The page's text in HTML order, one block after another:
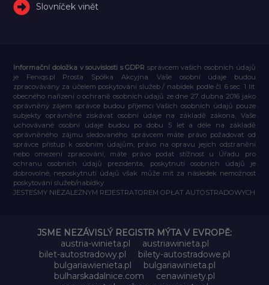
Slovníček vinět
Informační doložka v souvislosti s GDPR správcem vašich osobních údajů
je Feniqs.pl Prosta Spółka Akcyjna. Vaše osobní údaje budou
zpracovávány za účelem poskytování služeb / nabídek podle čl. 6 sec. 1 lit.
obecného nařízení o ochraně osobních údajů ze dne 27. dubna 2016 jako
oprávněný zájem správce budou příjemci Vašich osobních údajů pouze
subjekty oprávněné získávat osobní údaje na základě zákona, Vaše
uchovávané osobní údaje budou po dobu 5 let a déle na základě
oprávněného zájmu sledovaného správcem máte právo požadovat od
správce přístup k osobním údajům, právo na opravu jejich odstranění
nebo omezení zpracování, máte právo podat stížnost u Úřadu pro
ochranu osobních údajů prezidenta, poskytnutí osobních údajů je
dobrovolné, neposkytnutí údajů však může mít za následek nemožnost
poskytování služeb/nabídky.
JESTEŚMY NIEZALEŻNYM REJESTRATOREM OPŁAT AUTOSTRADOWYCH
JSME NEZÁVISLÝ REGISTR MÝTA V EVROPĚ:
austria-winieta.pl
austriawinieta.pl
bilet-autostradowy.pl
bilety-autostradowe.pl
bulgariawienieta.pl
bulgariawinieta.pl
bulharskadalnice.com
cenawiniety.pl